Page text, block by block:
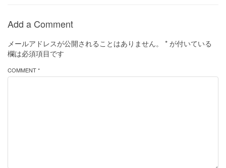
Add a Comment
メールアドレスが公開されることはありません。 * が付いている
欄は必須項目です
COMMENT *